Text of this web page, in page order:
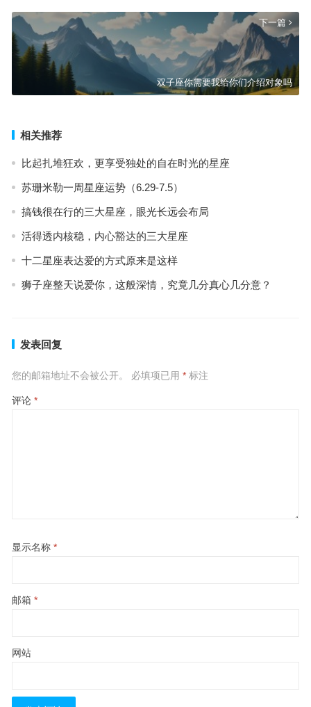
下一篇
双子座你需要我给你们介绍对象吗
相关推荐
比起扎堆狂欢，更享受独处的自在时光的星座
苏珊米勒一周星座运势（6.29-7.5）
搞钱很在行的三大星座，眼光长远会布局
活得透内核稳，内心豁达的三大星座
十二星座表达爱的方式原来是这样
狮子座整天说爱你，这般深情，究竟几分真心几分意？
发表回复
您的邮箱地址不会被公开。 必填项已用 *标注
评论 *
显示名称 *
邮箱 *
网站